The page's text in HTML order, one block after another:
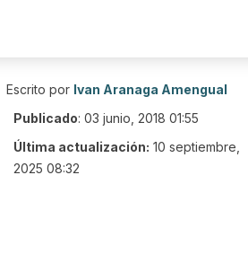
Escrito por Ivan Aranaga Amengual
Publicado: 03 junio, 2018 01:55
Última actualización: 10 septiembre,
2025 08:32